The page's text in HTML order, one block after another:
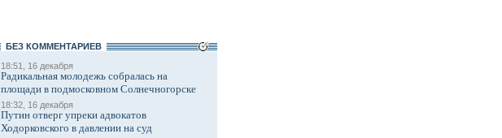
БЕЗ КОМMЕНТАРИЕВ
18:51, 16 декабря
Радикальная молодежь собралась на
площади в подмосковном Солнечногорске
18:32, 16 декабря
Путин отверг упреки адвокатов
Ходорковского в давлении на суд